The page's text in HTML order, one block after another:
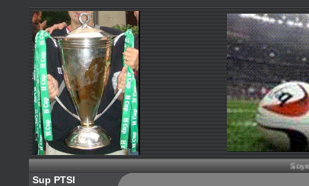
Soyez
Sup PTSI